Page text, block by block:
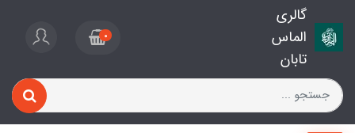
گالری
الماس
تابان
0